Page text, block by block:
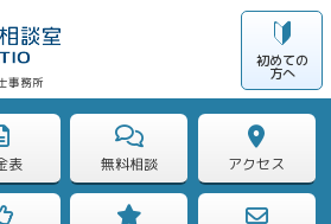
事務所
初めての
方へ
表 無料相談 アクセス